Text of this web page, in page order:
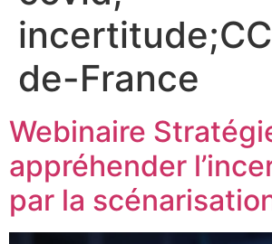
de-France
Webinaire
appréhender
par la